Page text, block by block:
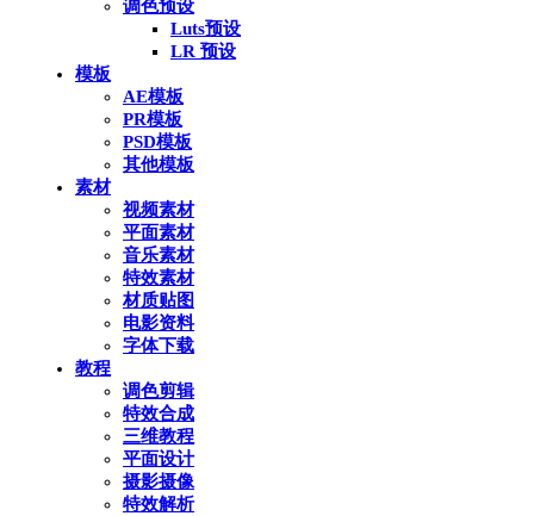
调色预设
Luts预设
LR 预设
模板
AE模板
PR模板
PSD模板
其他模板
素材
视频素材
平面素材
音乐素材
特效素材
材质贴图
电影资料
字体下载
教程
调色剪辑
特效合成
三维教程
平面设计
摄影摄像
特效解析